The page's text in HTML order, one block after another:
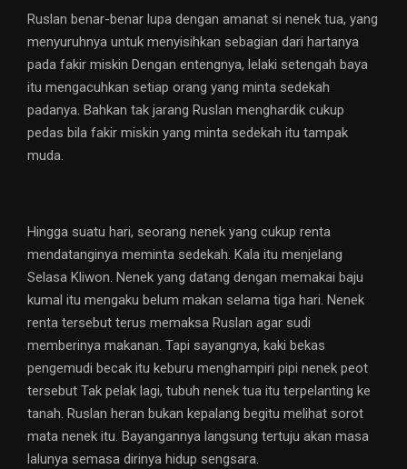
Ruslan benar-benar lupa dengan amanat si nenek tua, yang
menyuruhnya untuk menyisihkan sebagian dari hartanya
pada fakir miskin Dengan entengnya, lelaki setengah baya
itu mengacuhkan setiap orang yang minta sedekah
padanya. Bahkan tak jarang Ruslan menghardik cukup
pedas bila fakir miskin yang minta sedekah itu tampak
muda.
Hingga suatu hari, seorang nenek yang cukup renta
mendatanginya meminta sedekah. Kala itu menjelang
Selasa Kliwon. Nenek yang datang dengan memakai baju
kumal itu mengaku belum makan selama tiga hari. Nenek
renta tersebut terus memaksa Ruslan agar sudi
memberinya makanan. Tapi sayangnya, kaki bekas
pengemudi becak itu keburu menghampiri pipi nenek peot
tersebut Tak pelak lagi, tubuh nenek tua itu terpelanting ke
tanah. Ruslan heran bukan kepalang begitu melihat sorot
mata nenek itu. Bayangannya langsung tertuju akan masa
lalunya semasa dirinya hidup sengsara.